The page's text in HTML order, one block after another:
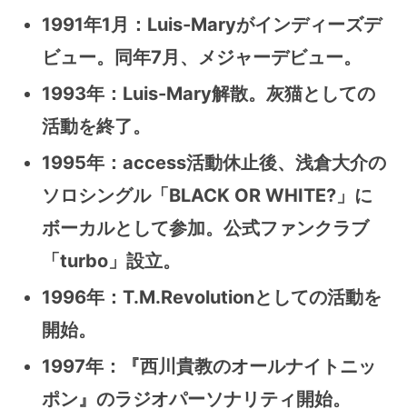
1991年1月：Luis-Maryがインディーズデ
ビュー。同年7月、メジャーデビュー。
1993年：Luis-Mary解散。灰猫としての
活動を終了。
1995年：access活動休止後、浅倉大介の
ソロシングル「BLACK OR WHITE?」に
ボーカルとして参加。公式ファンクラブ
「turbo」設立。
1996年：T.M.Revolutionとしての活動を
開始。
1997年：『西川貴教のオールナイトニッ
ポン』のラジオパーソナリティ開始。